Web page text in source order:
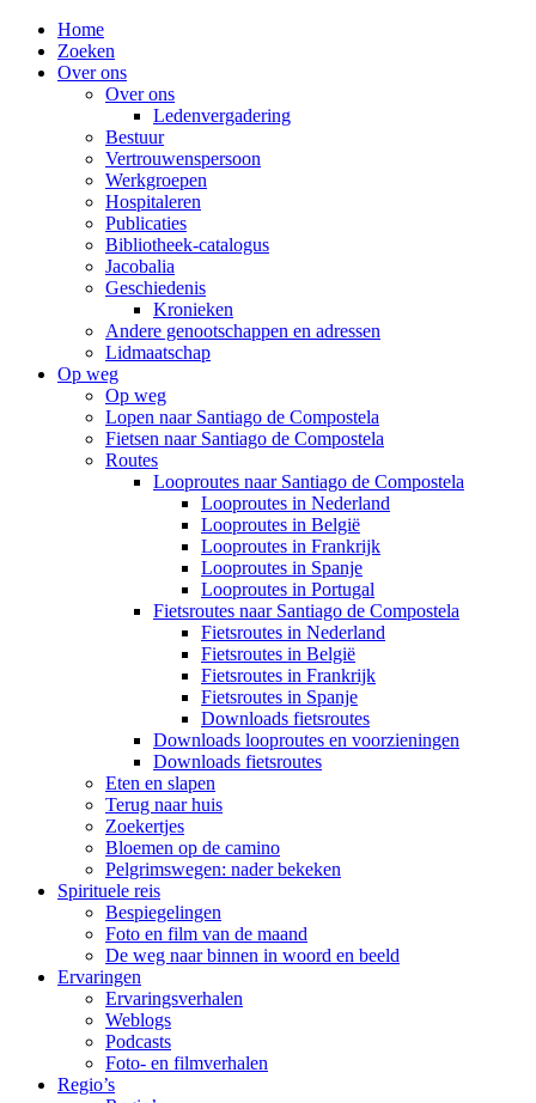
Home
Zoeken
Over ons
Over ons
Ledenvergadering
Bestuur
Vertrouwenspersoon
Werkgroepen
Hospitaleren
Publicaties
Bibliotheek-catalogus
Jacobalia
Geschiedenis
Kronieken
Andere genootschappen en adressen
Lidmaatschap
Op weg
Op weg
Lopen naar Santiago de Compostela
Fietsen naar Santiago de Compostela
Routes
Looproutes naar Santiago de Compostela
Looproutes in Nederland
Looproutes in België
Looproutes in Frankrijk
Looproutes in Spanje
Looproutes in Portugal
Fietsroutes naar Santiago de Compostela
Fietsroutes in Nederland
Fietsroutes in België
Fietsroutes in Frankrijk
Fietsroutes in Spanje
Downloads fietsroutes
Downloads looproutes en voorzieningen
Downloads fietsroutes
Eten en slapen
Terug naar huis
Zoekertjes
Bloemen op de camino
Pelgrimswegen: nader bekeken
Spirituele reis
Bespiegelingen
Foto en film van de maand
De weg naar binnen in woord en beeld
Ervaringen
Ervaringsverhalen
Weblogs
Podcasts
Foto- en filmverhalen
Regio’s